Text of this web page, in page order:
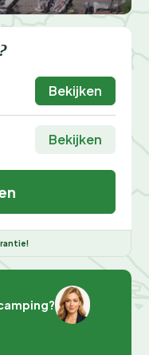
Bekijken
Bekijken